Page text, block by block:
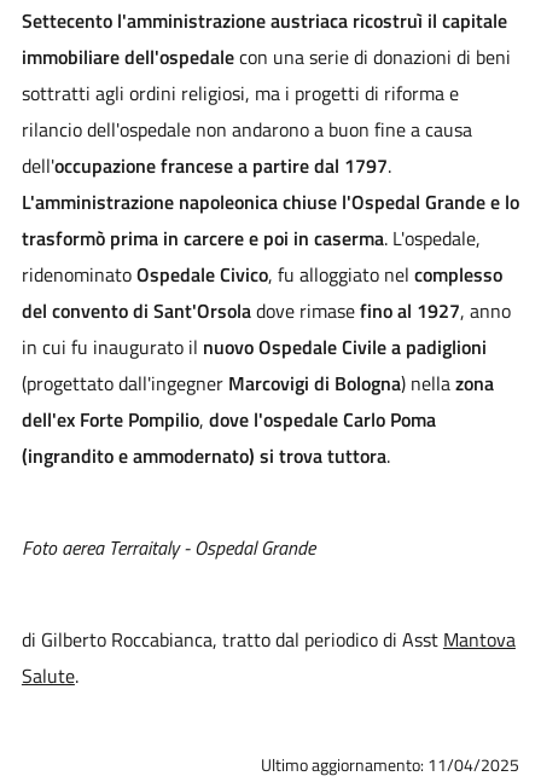
Settecento l'amministrazione austriaca ricostruì il capitale
immobiliare dell'ospedalecon una serie di donazioni di beni
sottratti agli ordini religiosi, ma i progetti di riforma e
rilancio dell'ospedale non andarono a buon fine a causa
dell'occupazione francese a partire dal 1797.
L'amministrazione napoleonica chiuse l'Ospedal Grande e lo
trasformò prima in carcere e poi in caserma. L'ospedale,
ridenominatoOspedale Civico, fu alloggiato nel complesso
del convento di Sant'Orsoladove rimasefino al 1927, anno
in cui fu inaugurato il nuovo Ospedale Civile a padiglioni
(progettato dall'ingegner Marcovigi di Bologna) nellazona
dell'ex Forte Pompilio, dove l'ospedale Carlo Poma
(ingrandito e ammodernato) si trova tuttora.
Foto aerea Terraitaly - Ospedal Grande
di Gilberto Roccabianca, tratto dal periodico di Asst Mantova
Salute.
Ultimo aggiornamento: 11/04/2025